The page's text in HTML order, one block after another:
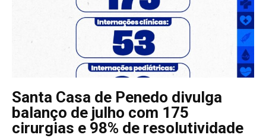
Santa Casa de Penedo divulga
balanço de julho com 175
cirurgias e 98% de resolutividade